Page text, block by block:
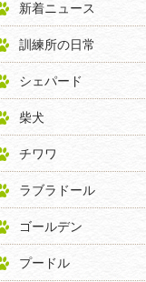
新着ニュース
訓練所の日常
シェパード
柴犬
チワワ
ラブラドール
ゴールデン
プードル